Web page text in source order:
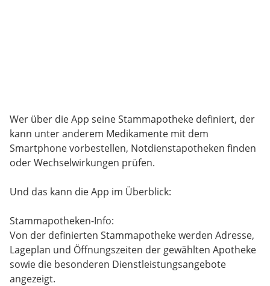
Wer über die App seine Stammapotheke definiert, der
kann unter anderem Medikamente mit dem
Smartphone vorbestellen, Notdienstapotheken finden
oder Wechselwirkungen prüfen.
Und das kann die App im Überblick:
Stammapotheken-Info:
Von der definierten Stammapotheke werden Adresse,
Lageplan und Öffnungszeiten der gewählten Apotheke
sowie die besonderen Dienstleistungsangebote
angezeigt.